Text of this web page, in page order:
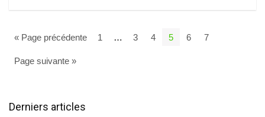
« Page précédente 1 … 3 4 5 6 7
Page suivante »
Derniers articles